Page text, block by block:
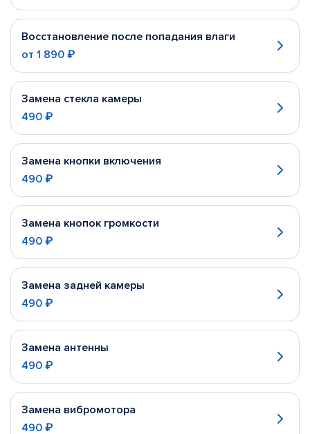
Восстановление после попадания влаги
от 1 890 ₽
Замена стекла камеры
490 ₽
Замена кнопки включения
490 ₽
Замена кнопок громкости
490 ₽
Замена задней камеры
490 ₽
Замена антенны
490 ₽
Замена вибромотора
490 ₽